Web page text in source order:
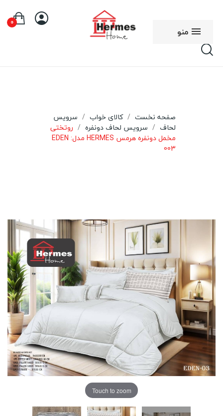
منو
0
صفحه نخست کالای خواب
سرویس
لحاف
سرویس لحاف دونفره
روتختی
مخمل دونفره هرمس HERMES مدل: EDEN
003
Touch to zoom